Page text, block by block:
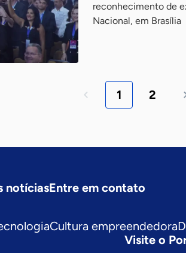
reconhecimento de
Nacional, em Brasília
1 2
notíciasEntre em contato
Cultura empreendedora
Visite o